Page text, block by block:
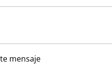
mensaje